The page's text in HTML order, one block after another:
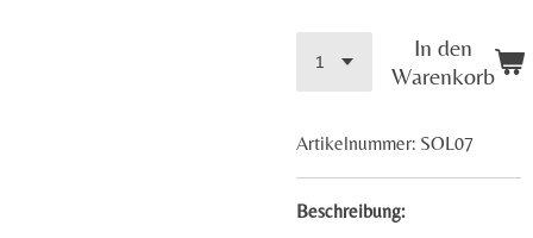
In den
Warenkorb
Artikelnummer: SOL07
Beschreibung: